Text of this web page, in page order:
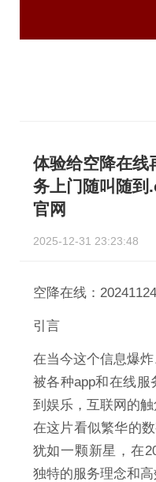
体验给空降在线
务上门随叫随
官网
2025-12-31 23:23:48
空降在线：
引言
在当今这个信息爆
被各种app和在线
到娱乐，互联网的
在这片看似繁华的
犹如一颗新星，在
独特的服务理念和